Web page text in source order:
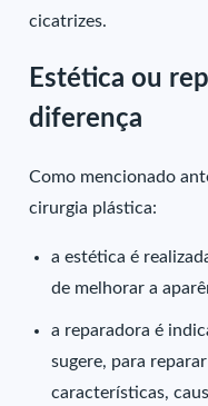
cicatrizes.
Estética ou
diferença
Como mencionado
cirurgia plástica:
a estética é
de melhorar a
a reparadora é
sugere, para
características,